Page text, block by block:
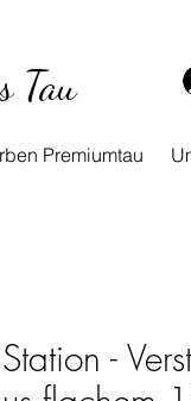
Tau
Premiumtau
-